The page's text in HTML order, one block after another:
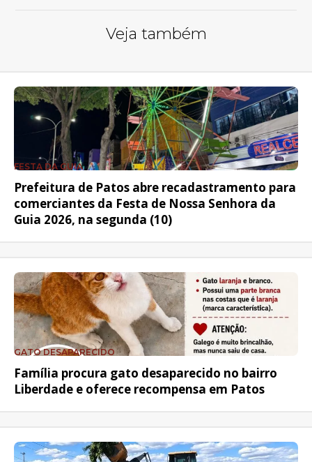
Veja também
FESTA DA GUIA
Prefeitura de Patos abre recadastramento para
comerciantes da Festa de Nossa Senhora da
Guia 2026, na segunda (10)
GATO DESAPARECIDO
Família procura gato desaparecido no bairro
Liberdade e oferece recompensa em Patos